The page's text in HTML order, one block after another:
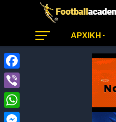
ΑΡΧΙΚΗ
Facebook
Viber
WhatsApp